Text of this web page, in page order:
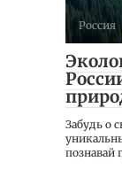
Россия
Забудь о
познавай